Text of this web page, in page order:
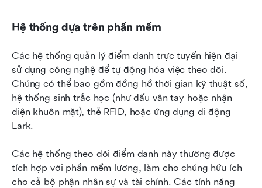
Hệ thống dựa trên phần mềm
Các hệ thống quản lý điểm danh trực tuyến hiện đại
sử dụng công nghệ để tự động hóa việc theo dõi.
Chúng có thể bao gồm đồng hồ thời gian kỹ thuật số,
hệ thống sinh trắc học (như dấu vân tay hoặc nhận
diện khuôn mặt), thẻ RFID, hoặc ứng dụng di động
Lark.
Các hệ thống theo dõi điểm danh này thường được
tích hợp với phần mềm lương, làm cho chúng hữu ích
cho cả bộ phận nhân sự và tài chính. Các tính năng